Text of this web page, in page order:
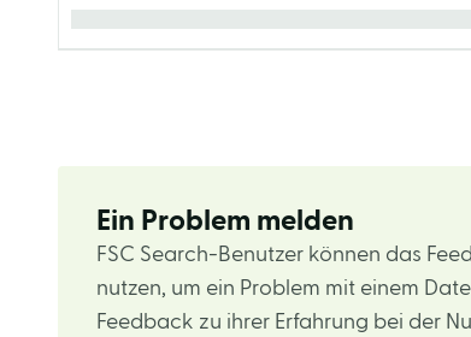
Ein Problem melden
FSC Search-Benutzer können das
nutzen, um ein Problem mit einem
Feedback zu ihrer Erfahrung bei der